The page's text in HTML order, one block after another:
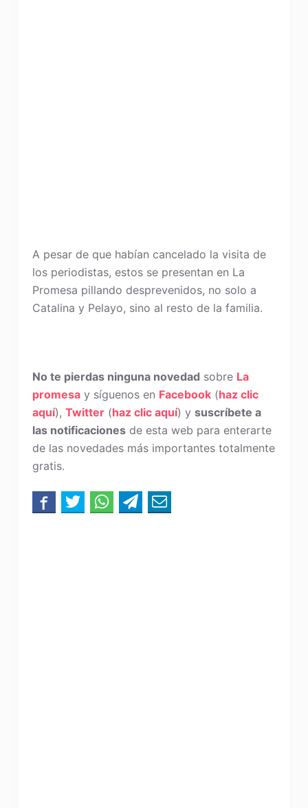
A pesar de que habían cancelado la visita de
los periodistas, estos se presentan en La
Promesa pillando desprevenidos, no solo a
Catalina y Pelayo, sino al resto de la familia.
No te pierdas ninguna novedad sobre La
promesay síguenos en Facebook(haz clic
aquí), Twitter(haz clic aquí) y suscríbete a
las notificacionesde esta web para enterarte
de las novedades más importantes totalmente
gratis.